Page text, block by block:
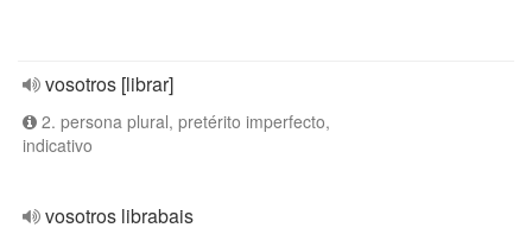
vosotros [librar]
2. persona plural, pretérito imperfecto,
indicativo
vosotros librabais